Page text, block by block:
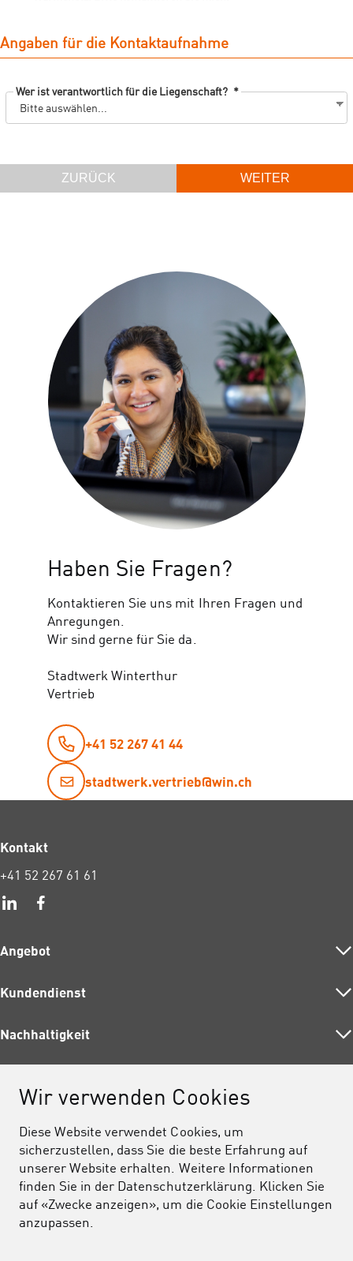
Haben Sie Fragen?
Kontaktieren Sie uns mit Ihren Fragen und
Anregungen.
Wir sind gerne für Sie da.
Stadtwerk Winterthur
Vertrieb
+41 52 267 41 44
stadtwerk.vertrieb@win.ch
Kontakt
+41 52 267 61 61
Angebot
Strom
Entsorgung
Telekom
Kundendienst
Adresswechsel
Planen und Bauen
Dienstleistungen
Nachhaltigkeit
Umweltunterricht
Unser Beitrag
Jobs
Medien und Publikationen
Unterstützung
Barrierefreiheit
Datenschutz
Rechtliches
Impressum
Wir verwenden Cookies
Diese Website verwendet Cookies, um
sicherzustellen, dass Sie die beste Erfahrung auf
unserer Website erhalten. Weitere Informationen
finden Sie in der Datenschutzerklärung. Klicken Sie
auf «Zwecke anzeigen», um die Cookie Einstellungen
anzupassen.